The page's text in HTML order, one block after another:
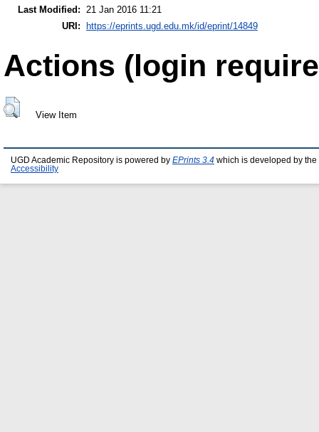
Last Modified: 21 Jan 2016 11:21
URI:
https://eprints.ugd.edu.mk/id/eprint/14849
Actions (login
View Item
UGD Academic Repository is powered by EPrints 3.4 which is developed by the
Accessibility